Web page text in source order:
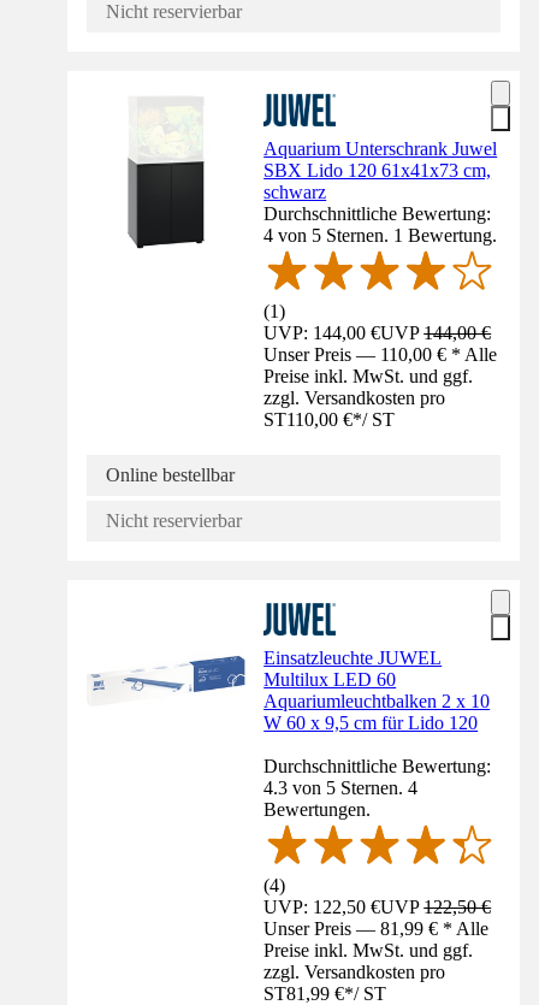
Nicht reservierbar
Aquarium Unterschrank Juwel
SBX Lido 120 61x41x73 cm,
schwarz
Durchschnittliche Bewertung:
4 von 5 Sternen. 1 Bewertung.
(1)
UVP: 144,00 €UVP144,00 €
Unser Preis — 110,00 € * Alle
Preise inkl. MwSt. und ggf.
zzgl. Versandkosten pro
ST110,00 €*/ ST
Online bestellbar
Nicht reservierbar
Einsatzleuchte JUWEL
Multilux LED 60
Aquariumleuchtbalken 2 x 10
W 60 x 9,5 cm für Lido 120
Durchschnittliche Bewertung:
4.3 von 5 Sternen. 4
Bewertungen.
(4)
UVP: 122,50 €UVP122,50 €
Unser Preis — 81,99 € * Alle
Preise inkl. MwSt. und ggf.
zzgl. Versandkosten pro
ST81,99 €*/ ST